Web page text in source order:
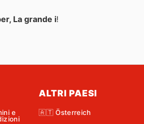
La grande i!
e
ALTRI PAESI
🇦🇹 Österreich